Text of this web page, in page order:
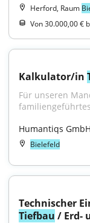
Herford, Raum
Von 30.000,00 €
Kalkulator/in
Für unseren
Humantiqs GmbH
Bielefeld
Tiefbau / Erd-